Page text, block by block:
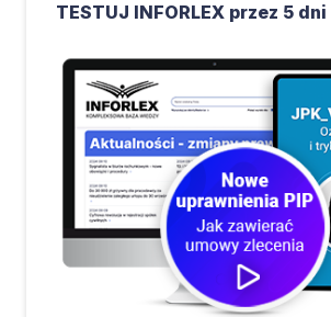
TESTUJ INFORLEX przez 5 dni